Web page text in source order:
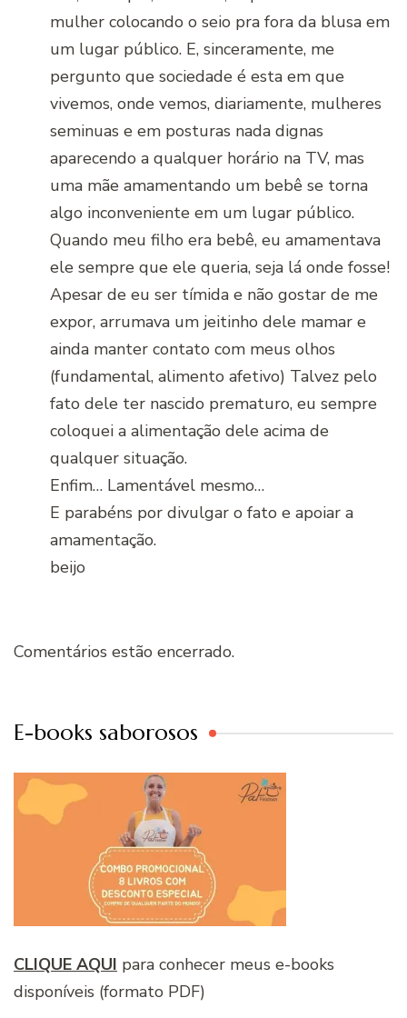
mulher colocando o seio pra fora da blusa em
um lugar público. E, sinceramente, me
pergunto que sociedade é esta em que
vivemos, onde vemos, diariamente, mulheres
seminuas e em posturas nada dignas
aparecendo a qualquer horário na TV, mas
uma mãe amamentando um bebê se torna
algo inconveniente em um lugar público.
Quando meu filho era bebê, eu amamentava
ele sempre que ele queria, seja lá onde fosse!
Apesar de eu ser tímida e não gostar de me
expor, arrumava um jeitinho dele mamar e
ainda manter contato com meus olhos
(fundamental, alimento afetivo) Talvez pelo
fato dele ter nascido prematuro, eu sempre
coloquei a alimentação dele acima de
qualquer situação.
Enfim… Lamentável mesmo…
E parabéns por divulgar o fato e apoiar a
amamentação.
beijo
Comentários estão encerrado.
E-books saborosos
CLIQUE AQUI para conhecer meus e-books
disponíveis (formato PDF)